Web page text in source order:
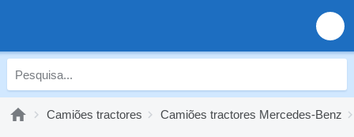
Camiões tractores Camiões tractores Mercedes-Benz